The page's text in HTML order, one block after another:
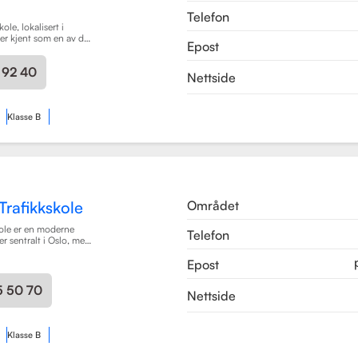
lokalisert i
kjent som en av de
i området. Skolen
førerkortklasser,
klasse A,
92 40
Telefon
Epost
Nettside
Klasse B
er en moderne
sentralt i Oslo, med
på opplæring.
utdannet
Met Universitet,
og trygg
50 70
Området
Telefon
Epost
Nettside
Klasse B